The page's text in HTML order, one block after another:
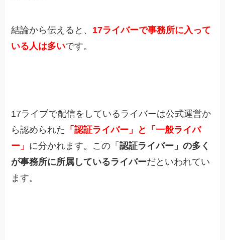
結論から伝えると、 17ライバーで事務所に入って
いる人は多いです。
17ライブで配信をしているライバーは公式運営か
ら認められた 「認証ライバー」と「一般ライバ
ー」 に分かれます。この「認証ライバー」の多く
が事務所に所属しているライバーだといわれてい
ます。